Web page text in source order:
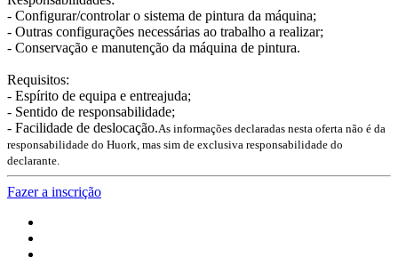
- Configurar/controlar o sistema de pintura da máquina;
- Outras configurações necessárias ao trabalho a realizar;
- Conservação e manutenção da máquina de pintura.
Requisitos:
- Espírito de equipa e entreajuda;
- Sentido de responsabilidade;
- Facilidade de deslocação.As informações declaradas nesta oferta não é da
responsabilidade do Huork, mas sim de exclusiva responsabilidade do
declarante.
Fazer a inscrição